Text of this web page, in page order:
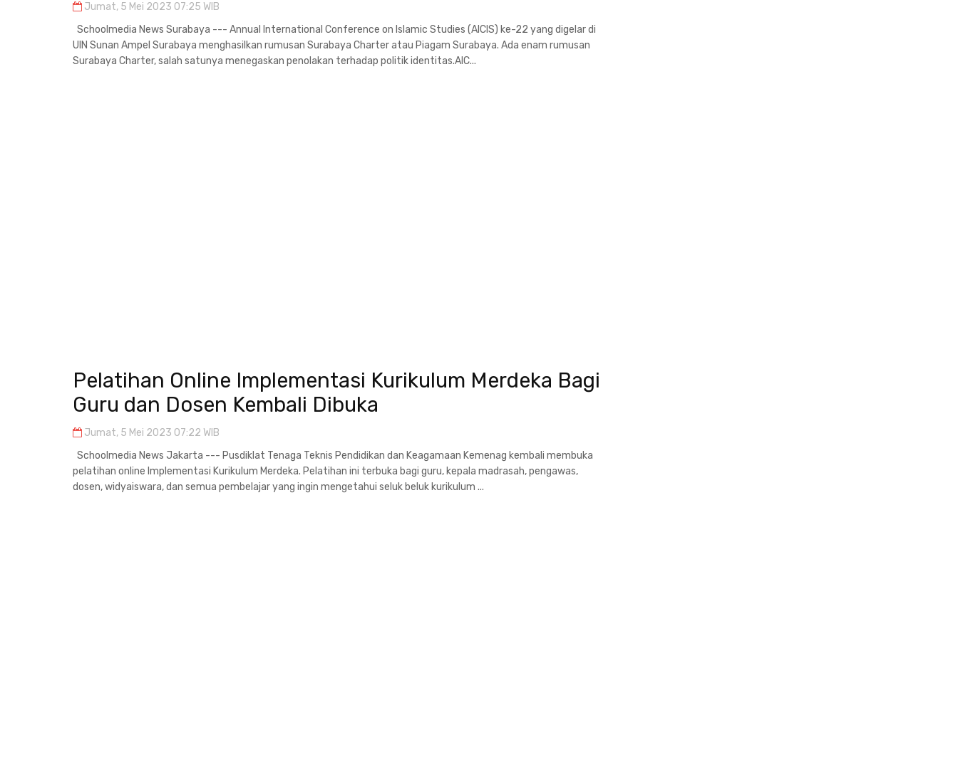
Jumat, 5 Mei 2023 07:25 WIB
Schoolmedia News Surabaya --- Annual International Conference on Islamic Studies (AICIS) ke-22 yang digelar di
UIN Sunan Ampel Surabaya menghasilkan rumusan Surabaya Charter atau Piagam Surabaya. Ada enam rumusan
Surabaya Charter, salah satunya menegaskan penolakan terhadap politik identitas.AIC...
Pelatihan Online Implementasi Kurikulum Merdeka Bagi
Guru dan Dosen Kembali Dibuka
Jumat, 5 Mei 2023 07:22 WIB
Schoolmedia News Jakarta --- Pusdiklat Tenaga Teknis Pendidikan dan Keagamaan Kemenag kembali membuka
pelatihan online Implementasi Kurikulum Merdeka. Pelatihan ini terbuka bagi guru, kepala madrasah, pengawas,
dosen, widyaiswara, dan semua pembelajar yang ingin mengetahui seluk beluk kurikulum ...